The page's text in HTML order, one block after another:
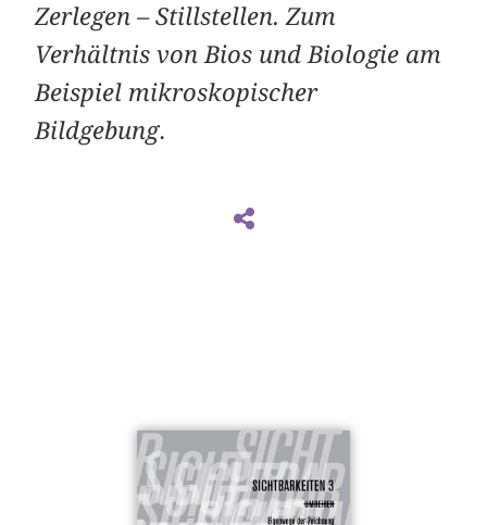
Zerlegen – Stillstellen. Zum
Verhältnis von Bios und Biologie am
Beispiel mikroskopischer
Bildgebung.